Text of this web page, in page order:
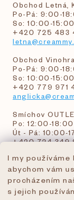
I my používáme
abychom vám
procházením
s jejich
Obchod Letná,
Po-Pá: 9:00-
So: 10:00-15:00
+420 725 483
Obchod
Po-Pá: 9:00-
So: 10:00-15:00
+420 779 971
Smíchov
Po: 12:00-18:00
Út - Pá: 10:00-
+420 724 349
tel:+420 724